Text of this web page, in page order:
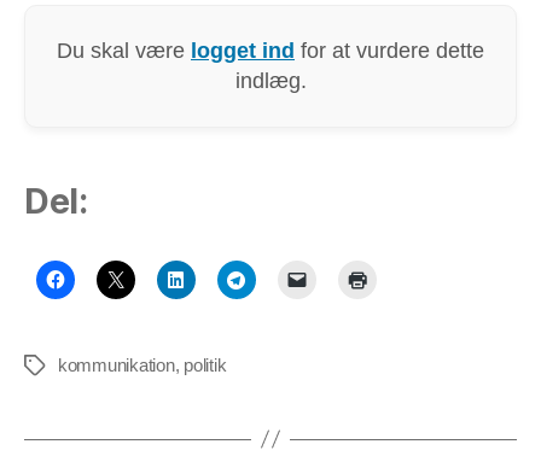
Du skal være logget ind for at vurdere dette
indlæg.
Del:
Tags kommunikation, politik